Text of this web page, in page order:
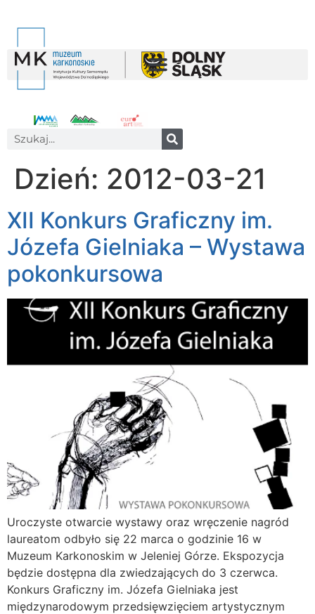
Dzień: 2012-03-21
XII Konkurs Graficzny im.
Józefa Gielniaka – Wystawa
pokonkursowa
Uroczyste otwarcie wystawy oraz wręczenie nagród
laureatom odbyło się 22 marca o godzinie 16 w
Muzeum Karkonoskim w Jeleniej Górze. Ekspozycja
będzie dostępna dla zwiedzających do 3 czerwca.
Konkurs Graficzny im. Józefa Gielniaka jest
międzynarodowym przedsięwzięciem artystycznym